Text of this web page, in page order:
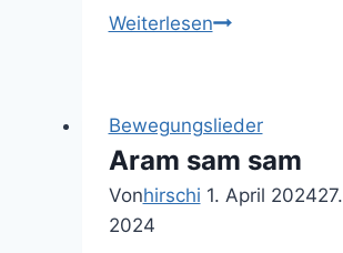
WeiterlesenMein
hat
Ecken
Bewegungslieder
Aram sam sam
Vonhirschi 1. April 2024
2024